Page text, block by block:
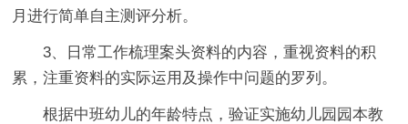
月进行简单自主测评分析。
3、日常工作梳理案头资料的内容，重视资料的积
累，注重资料的实际运用及操作中问题的罗列。
根据中班幼儿的年龄特点，验证实施幼儿园园本教